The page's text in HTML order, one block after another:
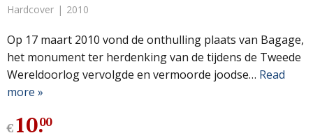
Hardcover 2010
Op 17 maart 2010 vond de onthulling plaats van Bagage,
het monument ter herdenking van de tijdens de Tweede
Wereldoorlog vervolgde en vermoorde joodse… Read
more »
€10.
00